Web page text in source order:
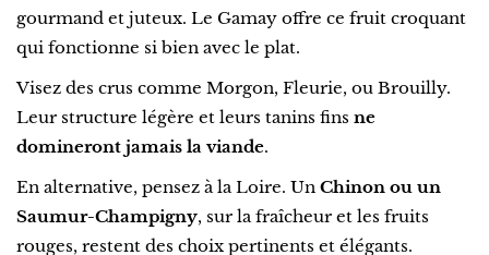
gourmand et juteux. Le Gamay offre ce fruit croquant
qui fonctionne si bien avec le plat.
Visez des crus comme Morgon, Fleurie, ou Brouilly.
Leur structure légère et leurs tanins fins ne
domineront jamais la viande.
En alternative, pensez à la Loire. Un Chinon ou un
Saumur-Champigny, sur la fraîcheur et les fruits
rouges, restent des choix pertinents et élégants.